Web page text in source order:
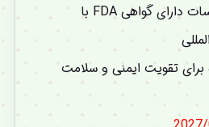
تولید شده در تأسیسات دارای گواهی FDA با
برای تقویت ایمنی و سلامت